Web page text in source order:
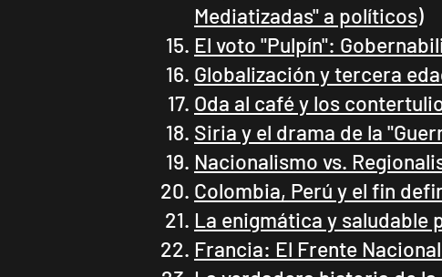
Mediatizadas" a políticos)
El voto "Pulpín":
Globalización y tercera
Oda al café y los
Siria y el drama de la
Nacionalismo vs.
Colombia, Perú y el fin
La enigmática y saludable
Francia: El Frente